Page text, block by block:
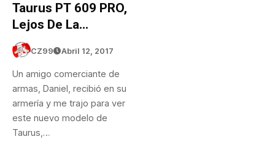
Taurus PT 609 PRO,
Lejos De La
Millenium
CZ99 Abril 12, 2017
Un amigo comerciante de
armas, Daniel, recibió en su
armería y me trajo para ver
este nuevo modelo de
Taurus,…